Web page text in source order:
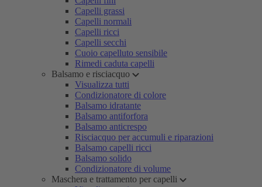
Capelli grassi
Capelli normali
Capelli ricci
Capelli secchi
Cuoio capelluto sensibile
Rimedi caduta capelli
Balsamo e risciacquo
Visualizza tutti
Condizionatore di colore
Balsamo idratante
Balsamo antiforfora
Balsamo anticrespo
Risciacquo per accumuli e riparazioni
Balsamo capelli ricci
Balsamo solido
Condizionatore di volume
Maschera e trattamento per capelli